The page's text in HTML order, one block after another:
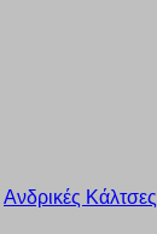
Ανδρικές Κάλτσες